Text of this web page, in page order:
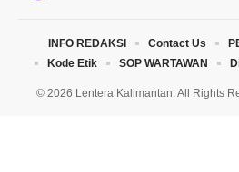
© 2026 Lentera Kalimantan. All Rights
INFO REDAKSI Contact Us
Kode Etik
SOP WARTAWAN